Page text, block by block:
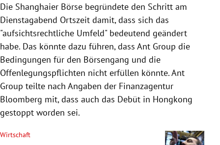
Die Shanghaier Börse begründete den Schritt am
Dienstagabend Ortszeit damit, dass sich das
"aufsichtsrechtliche Umfeld" bedeutend geändert
habe. Das könnte dazu führen, dass Ant Group die
Bedingungen für den Börsengang und die
Offenlegungspflichten nicht erfüllen könnte. Ant
Group teilte nach Angaben der Finanzagentur
Bloomberg mit, dass auch das Debüt in Hongkong
gestoppt worden sei.
Wirtschaft